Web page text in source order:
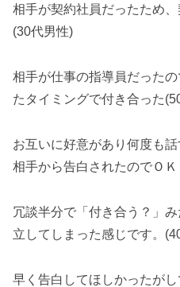
相手が契約社員だったため、
(30代男性)
相手が仕事の指導員だった
たタイミングで付き合った
お互いに好意があり何度も
相手から告白されたのでＯ
冗談半分で「付き合う？」
立してしまった感じです。
早く告白してほしかったが